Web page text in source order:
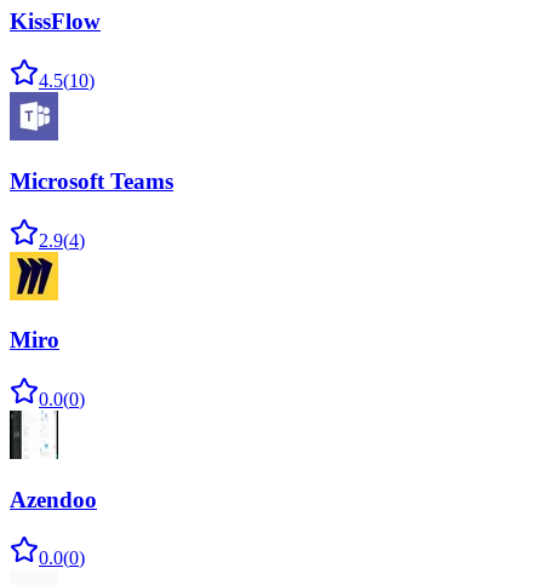
KissFlow
4.5(10)
Microsoft Teams
2.9(4)
Miro
0.0(0)
Azendoo
0.0(0)